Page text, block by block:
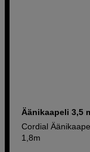
Äänikaapeli 3,5
Cordial
1,8m